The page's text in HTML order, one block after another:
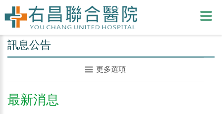
訊息公告
更多選項
最新消息